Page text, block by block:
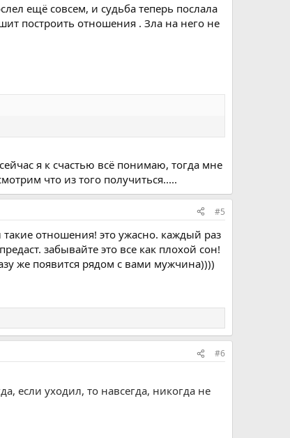
ещё совсем, и судьба теперь послала
построить отношения . Зла на него не
я к счастью всё понимаю, тогда мне
что из того получиться.....
#5
отношения! это ужасно. каждый раз
забывайте это все как плохой сон!
же появится рядом с вами мужчина))))
#6
если уходил, то навсегда, никогда не